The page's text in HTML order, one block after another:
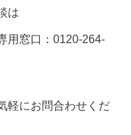
は
用窓口：0120-264-
軽にお問合わせくだ